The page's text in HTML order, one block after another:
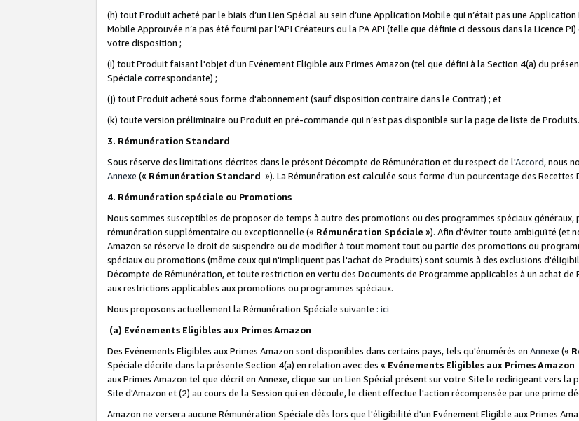
(h) tout Produit acheté par le biais d’un Lien Spécial au sein d’une Application Mobile qui n’était pas une
Mobile Approuvée n’a pas été fourni par l’API Créateurs ou la PA API (telle que définie ci dessous dans la Licence
votre disposition ;
(i) tout Produit faisant l'objet d'un Evénement Eligible aux Primes Amazon (tel que défini à la Section 4(a) du
Spéciale correspondante) ;
(j) tout Produit acheté sous forme d'abonnement (sauf disposition contraire dans le Contrat) ; et
(k) toute version préliminaire ou Produit en pré-commande qui n’est pas disponible sur la page de liste de Produits.
3. Rémunération Standard
Sous réserve des limitations décrites dans le présent Décompte de Rémunération et du respect de l'Accord, nous
Annexe (« Rémunération Standard »). La Rémunération est calculée sous forme d'un pourcentage des Recettes
4. Rémunération spéciale ou Promotions
Nous sommes susceptibles de proposer de temps à autre des promotions ou des programmes spéciaux
rémunération supplémentaire ou exceptionnelle (« Rémunération Spéciale »). Afin d'éviter toute ambiguïté (et
Amazon se réserve le droit de suspendre ou de modifier à tout moment tout ou partie des promotions ou
spéciaux ou promotions (même ceux qui n'impliquent pas l'achat de Produits) sont soumis à des exclusions
Décompte de Rémunération, et toute restriction en vertu des Documents de Programme applicables à un achat
aux restrictions applicables aux promotions ou programmes spéciaux.
Nous proposons actuellement la Rémunération Spéciale suivante : ici
(a) Evénements Eligibles aux Primes Amazon
Des Evénements Eligibles aux Primes Amazon sont disponibles dans certains pays, tels qu'énumérés en Annexe («
Spéciale décrite dans la présente Section 4(a) en relation avec des « Evénements Eligibles aux Primes Amazon
aux Primes Amazon tel que décrit en Annexe, clique sur un Lien Spécial présent sur votre Site le redirigeant vers
Site d'Amazon et (2) au cours de la Session qui en découle, le client effectue l'action récompensée par une prime
Amazon ne versera aucune Rémunération Spéciale dès lors que l'éligibilité d'un Evénement Eligible aux Primes